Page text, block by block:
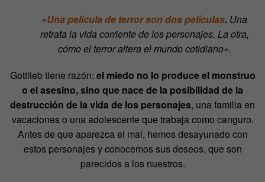
«Una película de terror son dos películas. Una
retrata la vida corriente de los personajes. La otra,
cómo el terror altera el mundo cotidiano».
Gottlieb tiene razón: el miedo no lo produce el monstruo
o el asesino, sino que nace de la posibilidad de la
destrucción de la vida de los personajes, una familia en
vacaciones o una adolescente que trabaja como canguro.
Antes de que aparezca el mal, hemos desayunado con
estos personajes y conocemos sus deseos, que son
parecidos a los nuestros.